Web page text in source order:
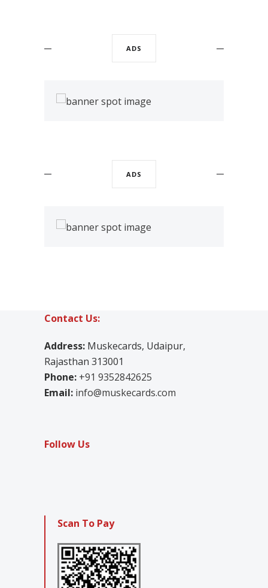
ADS
ADS
Contact Us:
Address: Muskecards, Udaipur,
Rajasthan 313001
Phone: +91 9352842625
Email: info@muskecards.com
Follow Us
Scan To Pay